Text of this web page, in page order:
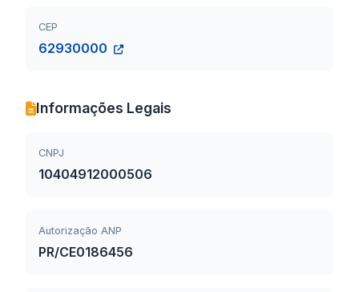
CEP
62930000
Informações Legais
CNPJ
10404912000506
Autorização ANP
PR/CE0186456